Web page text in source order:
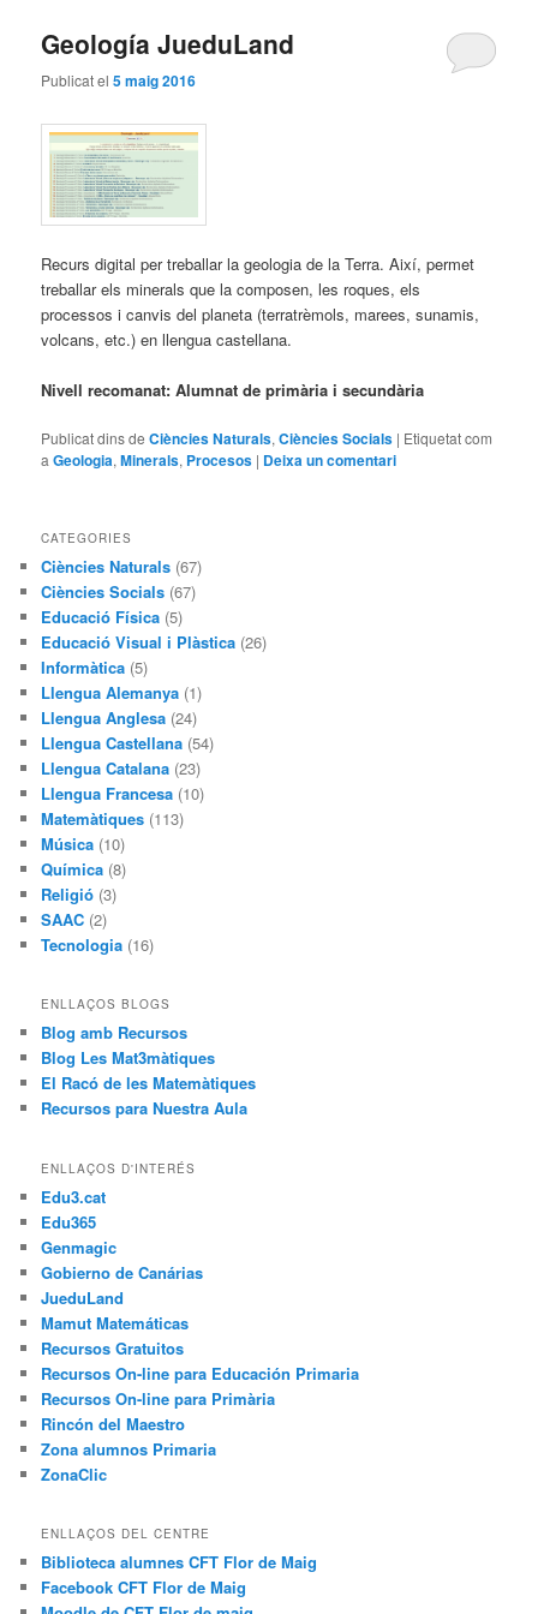
Geología JueduLand
Publicat el5 maig 2016
Recurs digital per treballar la geologia de la Terra. Així, permet
treballar els minerals que la composen, les roques, els
processos i canvis del planeta (terratrèmols, marees, sunamis,
volcans, etc.) en llengua castellana.
Nivell recomanat: Alumnat de primària i secundària
Publicat dins de Ciències Naturals,Ciències Socials | Etiquetat com
aGeologia,Minerals, Procesos | Deixa un comentari
CATEGORIES
Ciències Naturals (67)
Ciències Socials (67)
Educació Física (5)
Educació Visual i Plàstica (26)
Informàtica (5)
Llengua Alemanya (1)
Llengua Anglesa (24)
Llengua Castellana (54)
Llengua Catalana (23)
Llengua Francesa (10)
Matemàtiques (113)
Música (10)
Química (8)
Religió (3)
SAAC (2)
Tecnologia (16)
ENLLAÇOS BLOGS
Blog amb Recursos
Blog Les Mat3màtiques
El Racó de les Matemàtiques
Recursos para Nuestra Aula
ENLLAÇOS D'INTERÉS
Edu3.cat
Edu365
Genmagic
Gobierno de Canárias
JueduLand
Mamut Matemáticas
Recursos Gratuitos
Recursos On-line para Educación Primaria
Recursos On-line para Primària
Rincón del Maestro
Zona alumnos Primaria
ZonaClic
ENLLAÇOS DEL CENTRE
Biblioteca alumnes CFT Flor de Maig
Facebook CFT Flor de Maig